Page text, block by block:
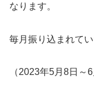
なります。
毎月振り込まれて
（2023年5月8日～